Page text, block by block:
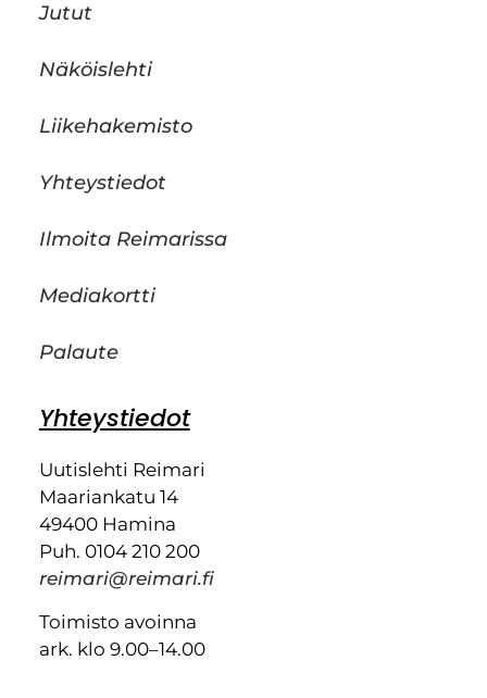
Jutut
Näköislehti
Liikehakemisto
Yhteystiedot
Ilmoita Reimarissa
Mediakortti
Palaute
Yhteystiedot
Uutislehti Reimari
Maariankatu 14
49400 Hamina
Puh. 0104 210 200
reimari@reimari.fi
Toimisto avoinna
ark. klo 9.00–14.00